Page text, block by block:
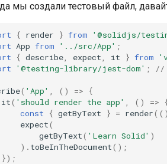
мы создали тестовый файл,
{ render } from '@solidjs/
App from '../src/App' ;
{ describe expect it } from
'@testing-library/jest-dom' ; //
( 'App' () =>
{
it( 'should render the app' () =>
const
{ getByText } = render(()
expect(
getByText( 'Learn Solid' )
). toBeInTheDocument();
});